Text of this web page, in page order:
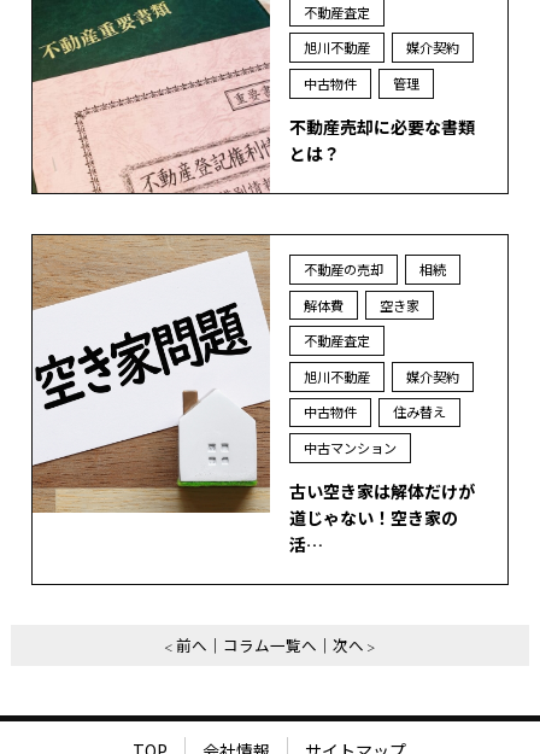
不動産査定
旭川不動産
媒介契約
中古物件
管理
不動産売却に必要な書類
とは？
不動産の売却
相続
解体費
空き家
不動産査定
旭川不動産
媒介契約
中古物件
住み替え
中古マンション
古い空き家は解体だけが
道じゃない！空き家の
活…
前へ コラム一覧へ 次へ